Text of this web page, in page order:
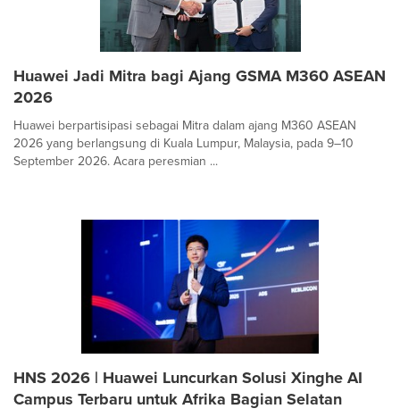
Huawei Jadi Mitra bagi Ajang GSMA M360 ASEAN
2026
Huawei berpartisipasi sebagai Mitra dalam ajang M360 ASEAN
2026 yang berlangsung di Kuala Lumpur, Malaysia, pada 9–10
September 2026. Acara peresmian ...
HNS 2026 | Huawei Luncurkan Solusi Xinghe AI
Campus Terbaru untuk Afrika Bagian Selatan